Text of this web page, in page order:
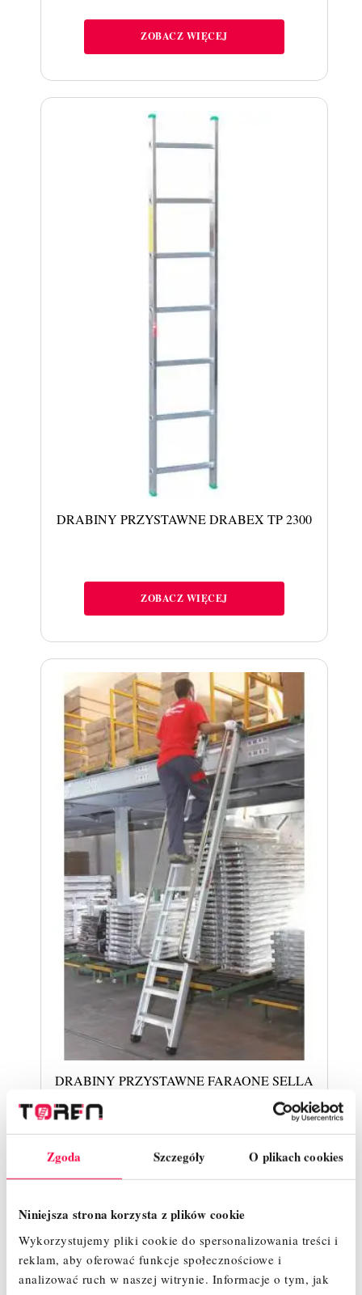
Zgoda Szczegóły O plikach cookies
Niniejsza strona korzysta z plików cookie
Wykorzystujemy pliki cookie do spersonalizowania treści i
reklam, aby oferować funkcje społecznościowe i
analizować ruch w naszej witrynie. Informacje o tym, jak
ZOBACZ WIĘCEJ
DRABINY PRZYSTAWNE DRABEX TP 2300
ZOBACZ WIĘCEJ
DRABINY PRZYSTAWNE FARAONE SELLA
ZOBACZ WIĘCEJ